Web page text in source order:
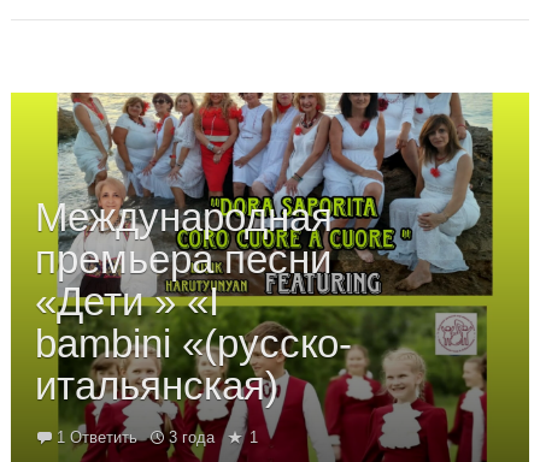
Международная
премьера песни
«Дети » «I
bambini «(русско-
итальянская)
1 Ответить 3 года 1